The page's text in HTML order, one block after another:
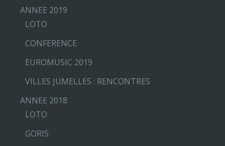
ANNEE 2019
LOTO
CONFERENCE
EUROMUSIC 2019
VILLES JUMELLES : RENCONTRES
ANNEE 2018
LOTO
GORIS